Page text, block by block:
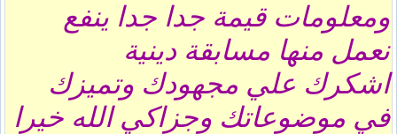
ومعلومات قيمة جدا جدا ينفع
نعمل منها مسابقة دينية
اشكرك علي مجهودك وتميزك
في موضوعاتك وجزاكي الله خيرا